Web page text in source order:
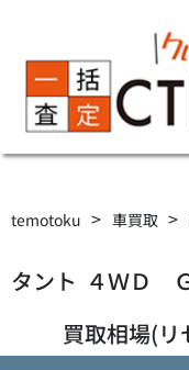
temotoku > 車買取 >
タント ４ＷＤ
買取相場(